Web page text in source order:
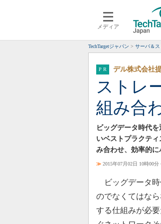
メディア
クラウド
スマートモバイル
ネットワーク
システム運用管理
TechTargetジャパン サーバ＆ス
ストレ
組み合
デル株式会社
ビッグデータ時代
いベストプラクテ
み合わせ、効率的に
≫ 2015年07月02日 10時00分
ビッグデータ時
のでなくてはな
する仕組みが必